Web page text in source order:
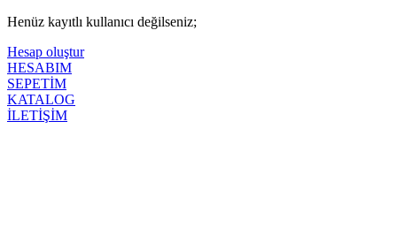
Henüz kayıtlı kullanıcı değilseniz;
Hesap oluştur
HESABIM
SEPETİM
KATALOG
İLETİŞİM